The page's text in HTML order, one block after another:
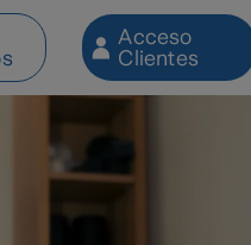
Acceso
Clientes